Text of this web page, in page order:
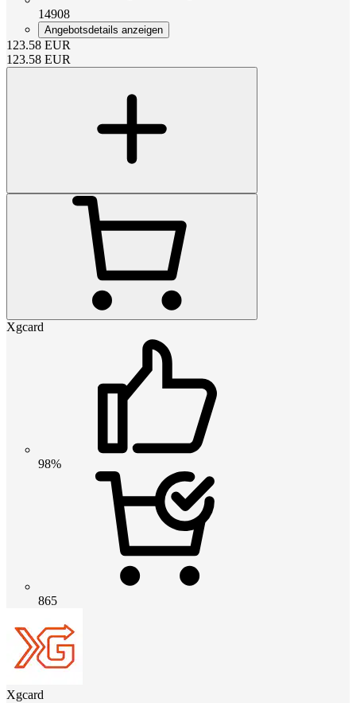
14908
Angebotsdetails anzeigen
123.58 EUR
123.58 EUR
Xgcard
98%
865
Xgcard